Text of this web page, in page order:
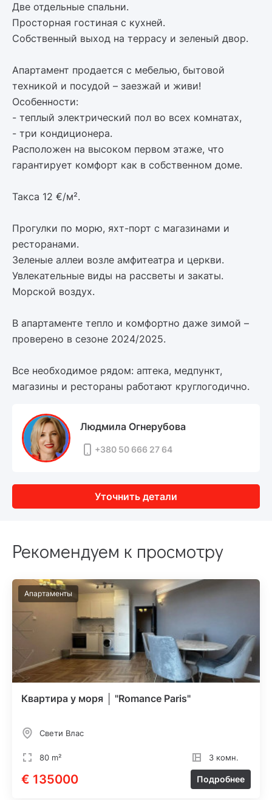
Две отдельные спальни.
Просторная гостиная с кухней.
Собственный выход на террасу и зеленый двор.
Апартамент продается с мебелью, бытовой
техникой и посудой – заезжай и живи!
Особенности:
- теплый электрический пол во всех комнатах,
- три кондиционера.
Расположен на высоком первом этаже, что
гарантирует комфорт как в собственном доме.
Такса 12 €/м².
Прогулки по морю, яхт-порт с магазинами и
ресторанами.
Зеленые аллеи возле амфитеатра и церкви.
Увлекательные виды на рассветы и закаты.
Морской воздух.
В апартаменте тепло и комфортно даже зимой –
проверено в сезоне 2024/2025.
Все необходимое рядом: аптека, медпункт,
магазины и рестораны работают круглогодично.
Людмила Огнерубова
+380 50 666 27 64
Уточнить детали
Рекомендуем к просмотру
Апартаменты
Квартира у моря │ "Romance Paris"
Свети Влас
80 m² 3 комн.
€ 135000 Подробнее